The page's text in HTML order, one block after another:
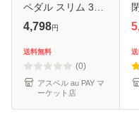
ペダル スリム 30
リットル 2個 セッ
ボックス 防臭 分別
30L 蓋付き 大容量
ごみ
4,798円
送料無料
(0)
アスベル au PAY マ
ーケット店